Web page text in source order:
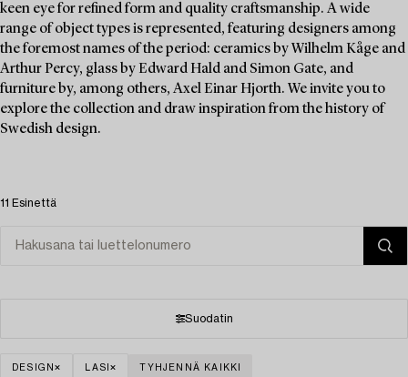
keen eye for refined form and quality craftsmanship. A wide
range of object types is represented, featuring designers among
the foremost names of the period: ceramics by Wilhelm Kåge and
Arthur Percy, glass by Edward Hald and Simon Gate, and
furniture by, among others, Axel Einar Hjorth. We invite you to
explore the collection and draw inspiration from the history of
Swedish design.
11 Esinettä
Suodatin
DESIGN LASI TYHJENNÄ KAIKKI